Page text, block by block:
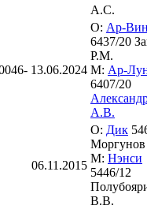
А.С.
13.06.2024
О: Ар-
6437/20
Р.М.
М: Ар-
6407/20
А.В.
06.11.2015
О: Дик
М: Нэнси
5446/12
В.В.